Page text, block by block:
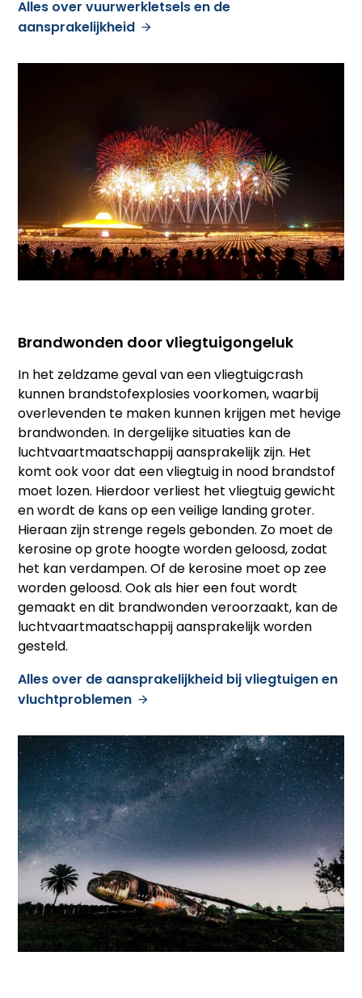
Alles over vuurwerkletsels en de
aansprakelijkheid
Brandwonden door vliegtuigongeluk
In het zeldzame geval van een vliegtuigcrash
kunnen brandstofexplosies voorkomen, waarbij
overlevenden te maken kunnen krijgen met hevige
brandwonden. In dergelijke situaties kan de
luchtvaartmaatschappij aansprakelijk zijn. Het
komt ook voor dat een vliegtuig in nood brandstof
moet lozen. Hierdoor verliest het vliegtuig gewicht
en wordt de kans op een veilige landing groter.
Hieraan zijn strenge regels gebonden. Zo moet de
kerosine op grote hoogte worden geloosd, zodat
het kan verdampen. Of de kerosine moet op zee
worden geloosd. Ook als hier een fout wordt
gemaakt en dit brandwonden veroorzaakt, kan de
luchtvaartmaatschappij aansprakelijk worden
gesteld.
Alles over de aansprakelijkheid bij vliegtuigen en
vluchtproblemen